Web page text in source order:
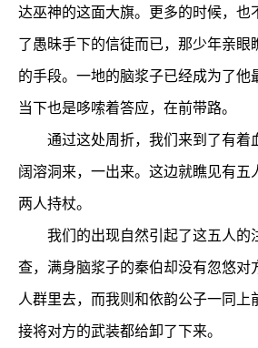
达巫神的这面大旗。更多的时候，也
了愚昧手下的信徒而已，那少年亲眼
的手段。一地的脑浆子已经成为了他
当下也是哆嗦着答应，在前带路。
通过这处周折，我们来到了有着
阔溶洞来，一出来。这边就瞧见有五
两人持杖。
我们的出现自然引起了这五人的
查，满身脑浆子的秦伯却没有忽悠对
人群里去，而我则和依韵公子一同上
接将对方的武装都给卸了下来。